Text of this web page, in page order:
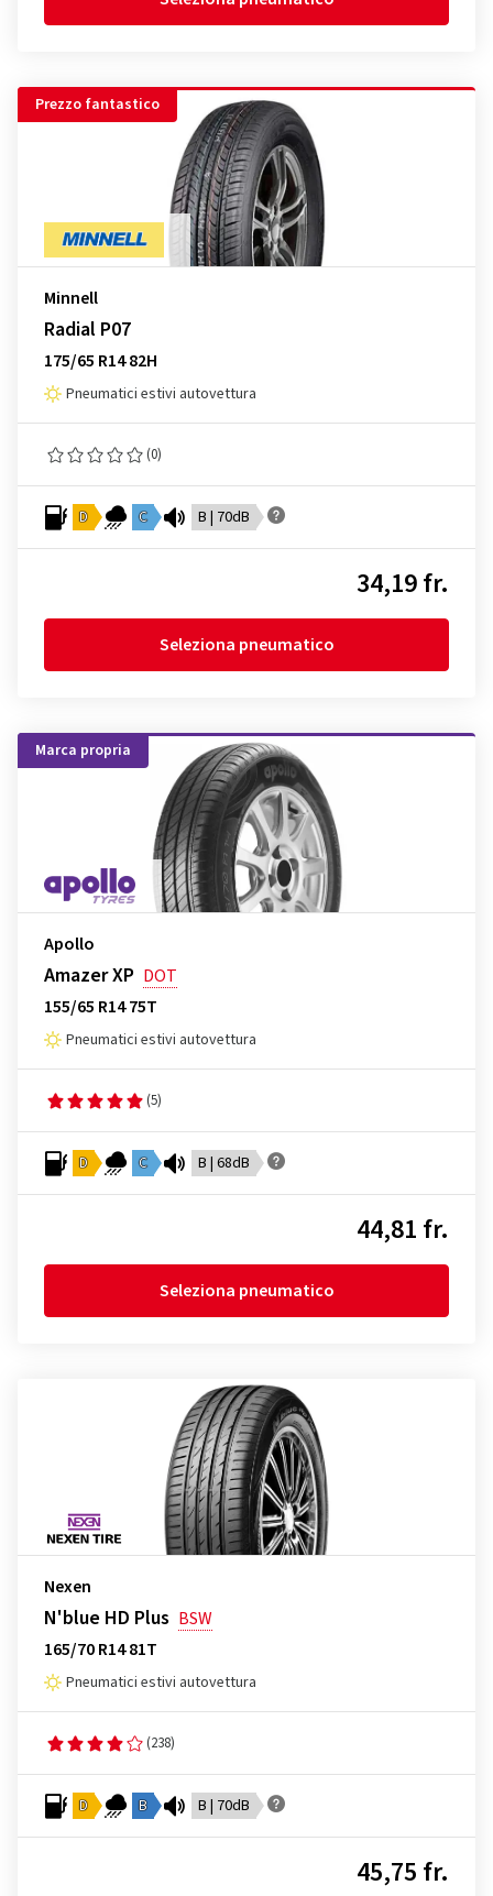
Prezzo fantastico
Minnell
Radial P07
175/65 R14 82H
Pneumatici estivi autovettura
(0)
D C B | 70dB
34,19 fr.
Seleziona pneumatico
Marca propria
Apollo
Amazer XP DOT
155/65 R14 75T
Pneumatici estivi autovettura
(5)
D C B | 68dB
44,81 fr.
Seleziona pneumatico
Nexen
N'blue HD Plus BSW
165/70 R14 81T
Pneumatici estivi autovettura
(238)
D B B | 70dB
45,75 fr.